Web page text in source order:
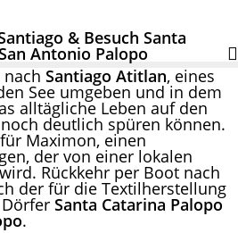
& Besuch Santa
Antonio Palopo
Santiago Atitlan, eines
See umgeben und in dem
alltägliche Leben auf den
deutlich spüren können.
Maximon, einen
der von einer lokalen
Rückkehr per Boot nach
der für die Textilherstellung
Santa Catarina Palopo
.